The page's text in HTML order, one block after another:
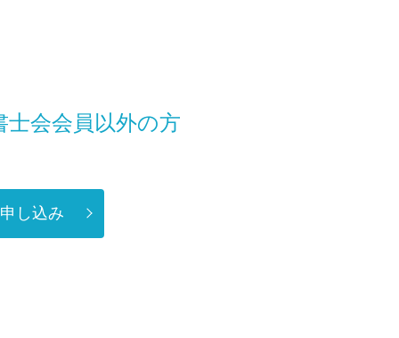
士会会員以外の方
し込み